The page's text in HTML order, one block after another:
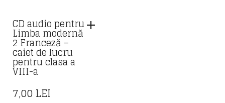
CD audio pentru
Limba modernă
2 Franceză –
caiet de lucru
pentru clasa a
VIII-a
7,00 LEI